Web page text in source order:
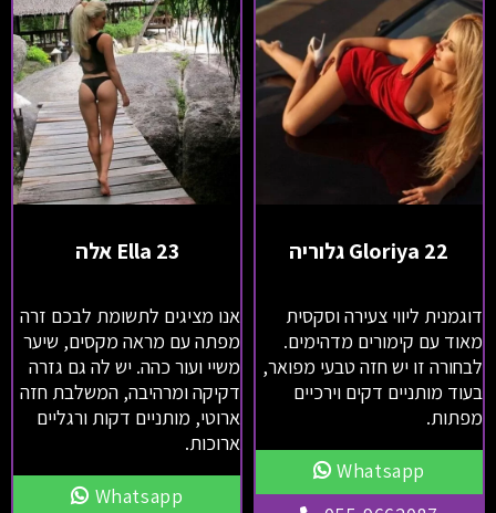
Gloriya 22 גלוריה
דוגמנית ליווי צעירה וסקסית
מאוד עם קימורים מדהימים.
לבחורה זו יש חזה טבעי מפואר,
בעוד מותניים דקים וירכיים
מפתות.
Whatsapp
Ella 23 אלה
אנו מציגים לתשומת לבכם זרה
מפתה עם מראה מקסים, שיער
משיי ועור כהה. יש לה גם גזרה
דקיקה ומרהיבה, המשלבת חזה
ארוטי, מותניים דקות ורגליים
ארוכות.
Whatsapp